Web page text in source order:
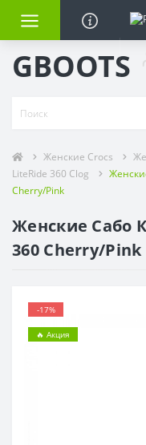
GBOOTS
Женские Crocs
LiteRide 360 Clog
Cherry/Pink
Женские Сабо
360 Cherry/Pink
-17%
🔥 Акция